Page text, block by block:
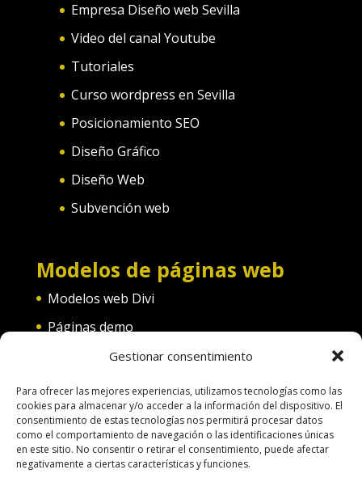
Gestionar consentimiento
Para ofrecer las mejores experiencias, utilizamos tecnologías como las
cookies para almacenar y/o acceder a la información del dispositivo. El
consentimiento de estas tecnologías nos permitirá procesar datos
como el comportamiento de navegación o las identificaciones únicas
en este sitio. No consentir o retirar el consentimiento, puede afectar
negativamente a ciertas características y funciones.
Empresa Diseño web Sevilla
Video del canal Youtube
Tutoriales
Curso wordpress en Sevilla
Posicionamiento SEO
Diseño Gráfico
Diseño Web
Subvención web
Modelos de páginas web
Modelos web Divi
Páginas demo
Web convento
Web diferentes categorías